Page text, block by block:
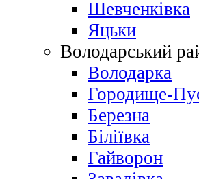
Шевченківка
Яцьки
Володарський
Володарка
Городище-
Березна
Біліївка
Гайворон